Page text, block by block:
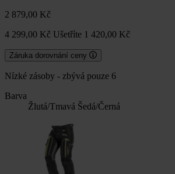
2 879,00 Kč
4 299,00 Kč Ušetříte 1 420,00 Kč
Záruka dorovnání ceny
Nízké zásoby - zbývá pouze 6
Barva
Žlutá/Tmavá Šedá/Černá